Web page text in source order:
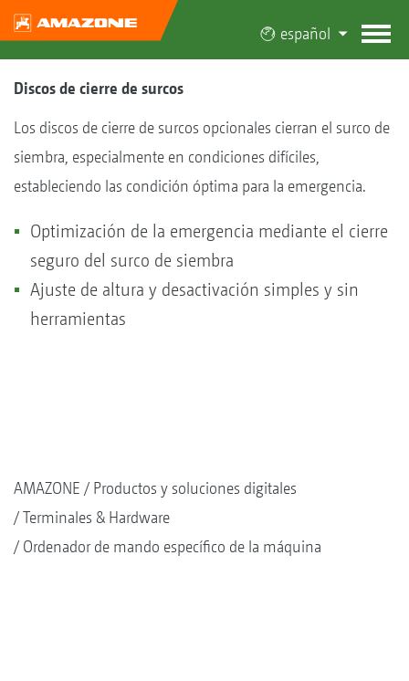
español
Discos de cierre de surcos
Los discos de cierre de surcos opcionales cierran el surco de
siembra, especialmente en condiciones difíciles,
estableciendo las condición óptima para la emergencia.
Optimización de la emergencia mediante el cierre
seguro del surco de siembra
Ajuste de altura y desactivación simples y sin
herramientas
AMAZONE
Productos y soluciones digitales
Terminales & Hardware
Ordenador de mando específico de la máquina